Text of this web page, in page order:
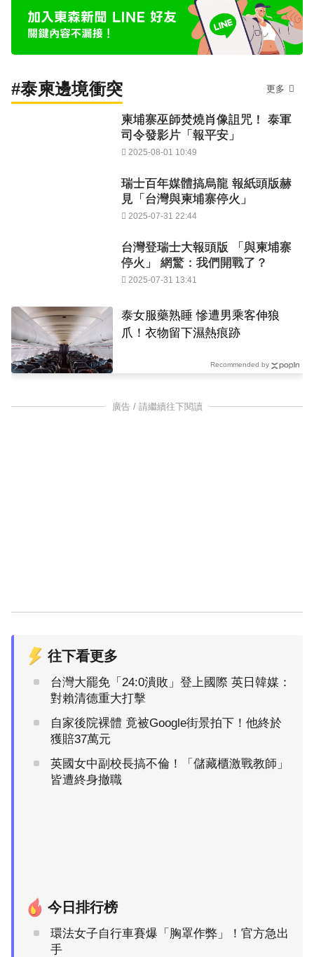
#泰柬邊境衝突 更多
柬埔寨巫師焚燒肖像詛咒！ 泰軍
司令發影片「報平安」
2025-08-01 10:49
瑞士百年媒體搞烏龍 報紙頭版赫
見「台灣與柬埔寨停火」
2025-07-31 22:44
台灣登瑞士大報頭版 「與柬埔寨
停火」 網驚：我們開戰了？
2025-07-31 13:41
泰女服藥熟睡 慘遭男乘客伸狼
爪！衣物留下濕熱痕跡
Recommended by
廣告 / 請繼續往下閱讀
往下看更多
台灣大罷免「24:0潰敗」登上國際 英日韓媒：
對賴清德重大打擊
自家後院裸體 竟被Google街景拍下！他終於
獲賠37萬元
英國女中副校長搞不倫！「儲藏櫃激戰教師」
皆遭終身撤職
今日排行榜
環法女子自行車賽爆「胸罩作弊」！官方急出
手